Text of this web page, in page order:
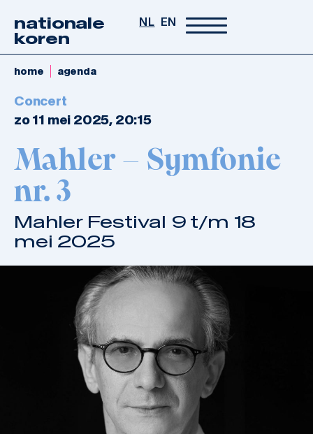
nationale
koren
NL EN
home agenda
Concert
zo 11 mei 2025, 20:15
Mahler – Symfonie
nr. 3
Mahler Festival 9 t/m 18
mei 2025